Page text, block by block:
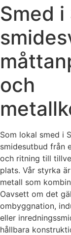
Smed i
och
Som lokal smed i
smidesutbud från
och ritning till
plats. Vår styrka
metall som
Oavsett om det
ombyggnation,
eller
hållbara